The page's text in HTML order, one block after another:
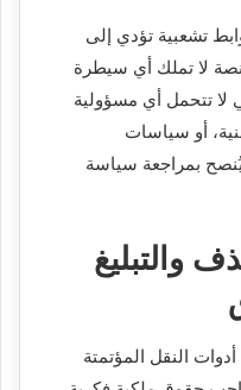
تشعبية تؤدي إلى
لا تملك أي سيطرة
لا تتحمل أي مسؤولية
أو سياسات
بمراجعة سياسة
والتبليغ
النقل المؤتمتة